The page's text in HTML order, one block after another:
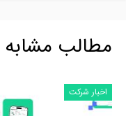
مطالب مشابه
اخبار شرکت